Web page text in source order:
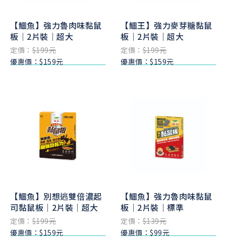
【鱷魚】強力魯肉味黏鼠
板｜2片裝｜超大
定價：$199元
優惠價：$159元
【鱷王】強力麥芽糖黏鼠
板｜2片裝｜超大
定價：$199元
優惠價：$159元
【鱷魚】別想逃雙倍濃起
司黏鼠板｜2片裝｜超大
定價：$199元
優惠價：$159元
【鱷魚】強力魯肉味黏鼠
板｜2片裝｜標準
定價：$139元
優惠價：$99元